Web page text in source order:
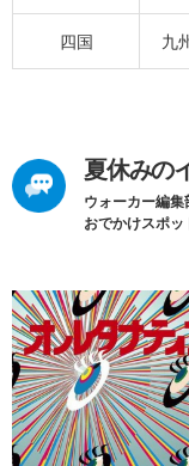
四国 九
夏休みの
ウォーカー編
おでかけスポッ